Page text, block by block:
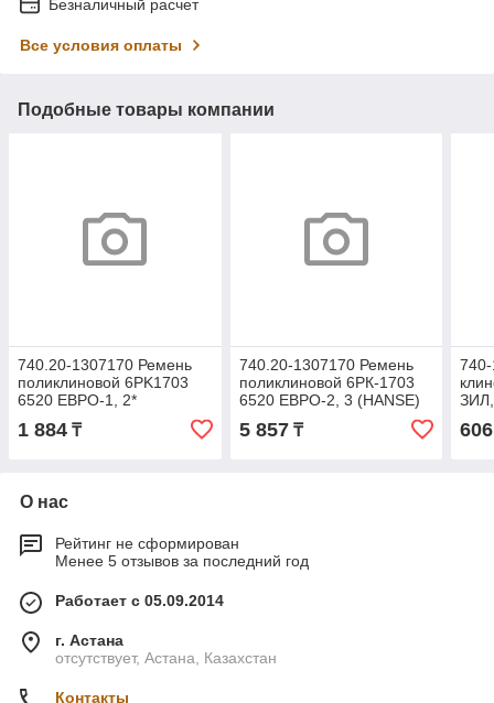
Безналичный расчет
Все условия оплаты
Подобные товары компании
740.20-1307170 Ремень
поликлиновой 6PK1703
6520 ЕВРО-1, 2*
1 884 ₸
740.20-1307170 Ремень
поликлиновой 6РК-1703
6520 ЕВРО-2, 3 (HANSE)
5 857₸ 606
О нас
Рейтинг не сформирован
Менее 5 отзывов за последний год
Работает с 05.09.2014
г. Астана
отсутствует, Астана, Казахстан
Контакты